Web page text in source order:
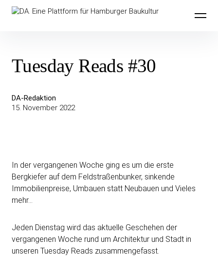
Inhalte
überspringenDA. Eine Plattform für Hamburger
Tuesday Reads #30
DA-Redaktion
15. November 2022
In der vergangenen Woche ging es um die erste
Bergkiefer auf dem Feldstraßenbunker, sinkende
Immobilienpreise, Umbauen statt Neubauen und Vieles
mehr…
Jeden Dienstag wird das aktuelle Geschehen der
vergangenen Woche rund um Architektur und Stadt in
unseren Tuesday Reads zusammengefasst.